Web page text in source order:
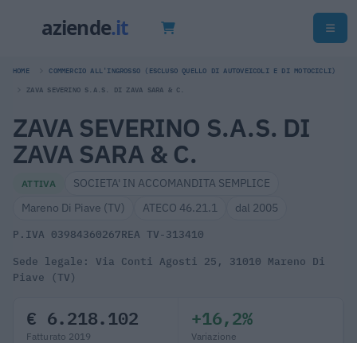
HOME COMMERCIO ALL'INGROSSO (ESCLUSO QUELLO DI AUTOVEICOLI E DI MOTOCICLI)
ZAVA SEVERINO S.A.S. DI ZAVA SARA & C.
ZAVA SEVERINO S.A.S. DI
ZAVA SARA & C.
ATTIVA
SOCIETA' IN ACCOMANDITA SEMPLICE
Mareno Di Piave (TV)
ATECO 46.21.1 dal 2005
P.IVA 03984360267REA TV-313410
Sede legale: Via Conti Agosti 25, 31010 Mareno Di
Piave (TV)
€ 6.218.102
Fatturato 2019
+16,2%
Variazione